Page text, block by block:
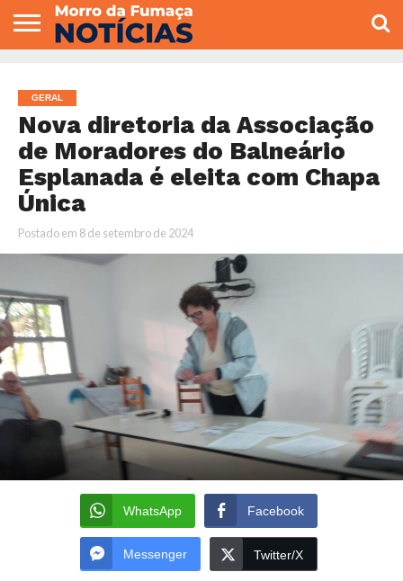
VEREADORES
GERAL
Nova diretoria da Associação
de Moradores do Balneário
Esplanada é eleita com Chapa
Única
Postado em 8 de setembro de 2024
WhatsApp Facebook
Messenger Twitter/X